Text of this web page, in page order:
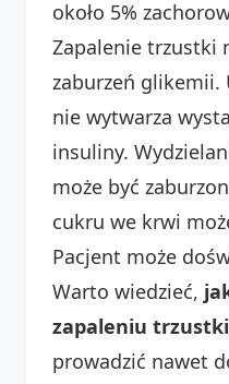
około 5%
Zapalenie trzustki
zaburzeń glikemii.
nie wytwarza
insuliny.
może być
cukru we krwi
Pacjent może
Warto wiedzieć,
zapaleniu trzustki
prowadzić nawet